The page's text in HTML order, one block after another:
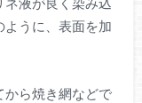
うに、表面を加
から焼き網などで